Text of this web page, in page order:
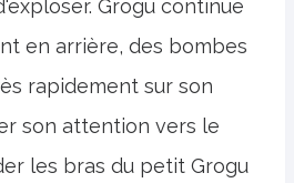
Grogu continue
en arrière, des bombes
rapidement sur son
son attention vers le
les bras du petit Grogu